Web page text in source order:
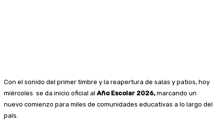
Con el sonido del primer timbre y la reapertura de salas y patios, hoy
miércoles se da inicio oficial al Año Escolar 2026,marcando un
nuevo comienzo para miles de comunidades educativas a lo largo del
país.